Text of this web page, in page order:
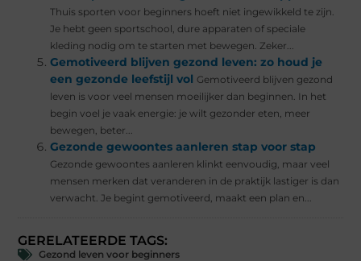
Thuis sporten voor beginners hoeft niet ingewikkeld te zijn.
Je hebt geen sportschool, dure apparaten of speciale
kleding nodig om te starten met bewegen. Zeker...
Gemotiveerd blijven gezond leven: zo houd je
een gezonde leefstijl vol Gemotiveerd blijven gezond
leven is voor veel mensen moeilijker dan beginnen. In het
begin voel je vaak energie: je wilt gezonder eten, meer
bewegen, beter...
Gezonde gewoontes aanleren stap voor stap
Gezonde gewoontes aanleren klinkt eenvoudig, maar veel
mensen merken dat veranderen in de praktijk lastiger is dan
verwacht. Je begint gemotiveerd, maakt een plan en...
GERELATEERDE TAGS:
Gezond leven voor beginners